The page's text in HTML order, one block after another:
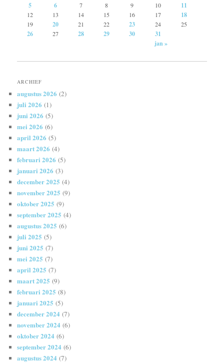
5 6 7 8 9 10 11
12 13 14 15 16 17 18
19 20 21 22 23 24 25
26 27 28 29 30
31
jan »
ARCHIEF
augustus 2026 (2)
juli 2026 (1)
juni 2026 (5)
mei 2026 (6)
april 2026 (5)
maart 2026 (4)
februari 2026 (5)
januari 2026 (3)
december 2025 (4)
november 2025 (9)
oktober 2025 (9)
september 2025 (4)
augustus 2025 (6)
juli 2025 (5)
juni 2025 (7)
mei 2025 (7)
april 2025 (7)
maart 2025 (9)
februari 2025 (8)
januari 2025 (5)
december 2024 (7)
november 2024 (6)
oktober 2024 (6)
september 2024 (6)
augustus 2024 (7)